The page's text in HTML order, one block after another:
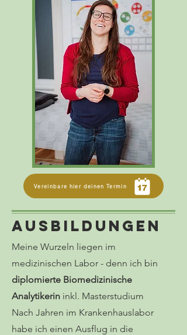
Vereinbare hier deinen Termin
Ausbildungen
Meine Wurzeln liegen im
medizinischen Labor - denn ich bin
diplomierte Biomedizinische
Analytikerin inkl. Masterstudium
Nach Jahren im Krankenhauslabor
habe ich einen Ausflug in die